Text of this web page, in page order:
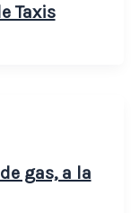
Taxis
gas, a la